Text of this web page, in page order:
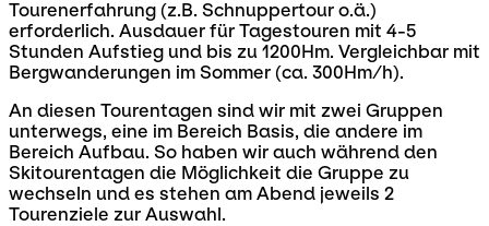
Tourenerfahrung (z.B. Schnuppertour o.ä.)
erforderlich. Ausdauer für Tagestouren mit 4-5
Stunden Aufstieg und bis zu 1200Hm. Vergleichbar mit
Bergwanderungen im Sommer (ca. 300Hm/h).
An diesen Tourentagen sind wir mit zwei Gruppen
unterwegs, eine im Bereich Basis, die andere im
Bereich Aufbau. So haben wir auch während den
Skitourentagen die Möglichkeit die Gruppe zu
wechseln und es stehen am Abend jeweils 2
Tourenziele zur Auswahl.